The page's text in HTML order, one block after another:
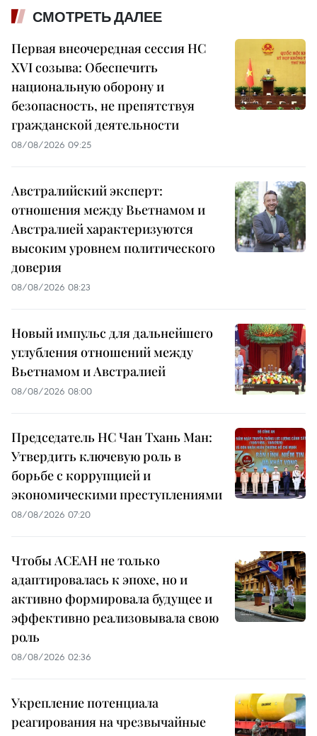
СМОТРЕТЬ ДАЛЕЕ
Первая внеочередная сессия НС
XVI созыва: Обеспечить
национальную оборону и
безопасность, не препятствуя
гражданской деятельности
08/08/2026 09:25
Австралийский эксперт:
отношения между Вьетнамом и
Австралией характеризуются
высоким уровнем политического
доверия
08/08/2026 08:23
Новый импульс для дальнейшего
углубления отношений между
Вьетнамом и Австралией
08/08/2026 08:00
Председатель НС Чан Тхань Ман:
Утвердить ключевую роль в
борьбе с коррупцией и
экономическими преступлениями
08/08/2026 07:20
Чтобы АСЕАН не только
адаптировалась к эпохе, но и
активно формировала будущее и
эффективно реализовывала свою
роль
08/08/2026 02:36
Укрепление потенциала
реагирования на чрезвычайные